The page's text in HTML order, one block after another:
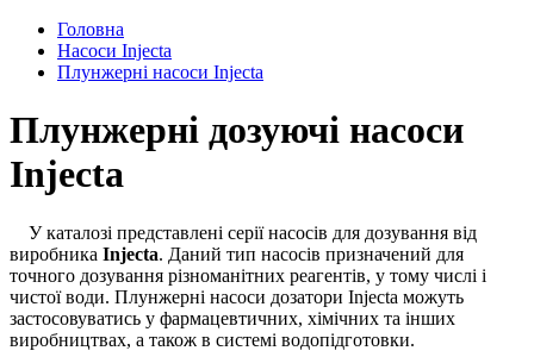
Головна
Насоси Injecta
Плунжерні насоси Injecta
Плунжерні дозуючі насоси
Injecta
У каталозі представлені серії насосів для дозування від
виробника Injecta. Даний тип насосів призначений для
точного дозування різноманітних реагентів, у тому числі і
чистої води. Плунжерні насоси дозатори Injecta можуть
застосовуватись у фармацевтичних, хімічних та інших
виробництвах, а також в системі водопідготовки.